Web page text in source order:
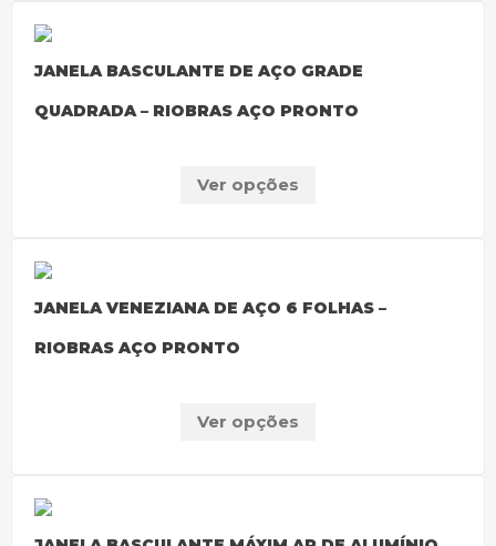
JANELA BASCULANTE DE AÇO GRADE
QUADRADA – RIOBRAS AÇO PRONTO
Ver opções
JANELA VENEZIANA DE AÇO 6 FOLHAS –
RIOBRAS AÇO PRONTO
Ver opções